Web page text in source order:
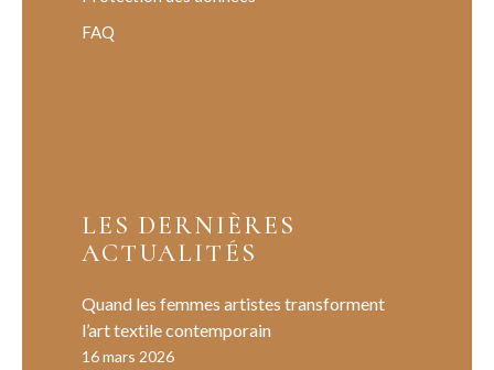
FAQ
LES DERNIÈRES
ACTUALITÉS
Quand les femmes artistes transforment
l’art textile contemporain
16 mars 2026